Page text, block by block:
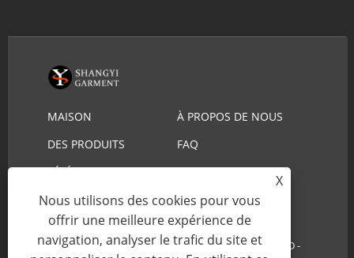
MAISON
À PROPOS DE NOUS
DES PRODUITS
FAQ
TÉLÉCHARGER
ENVOYER UNE
DEMANDE
CONTACTEZ-NOUS
Copyright © 2022 YIWU SHANGYI GARMENT CO., LTD -
X
Nous utilisons des cookies pour vous
offrir une meilleure expérience de
navigation, analyser le trafic du site et